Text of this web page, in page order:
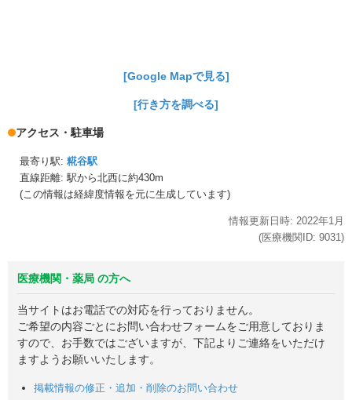
[Google Mapで見る]
[行き方を調べる]
アクセス・駐車場
最寄り駅: 糀谷駅
直線距離: 駅から北西に約430m
(この情報は経緯度情報を元に生成しています)
情報更新日時: 2022年1月
(医療機関ID: 9031)
医療機関・薬局 の方へ
当サイトはお電話での対応を行っておりません。
ご希望の内容ごとにお問い合わせフォームをご用意しておりま
すので、お手数ではございますが、下記よりご連絡をいただけ
ますようお願いいたします。
掲載情報の修正・追加・削除のお問い合わせ